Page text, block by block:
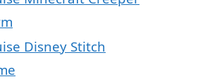
Disney Stitch